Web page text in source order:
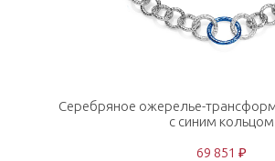
Серебряное ожерелье-
с синим кольцом
69 851 ₽